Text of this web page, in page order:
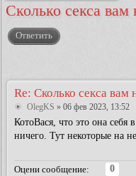
Сколько секса вам
Ответить
Re: Сколько секса вам
OlegKS » 06 фев 2023, 13:52
КотоВася, что это она себя
ничего. Тут некоторые на
Оцени сообщение:
0